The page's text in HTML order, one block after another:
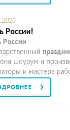
России!
России —
шоурум и
и мастера